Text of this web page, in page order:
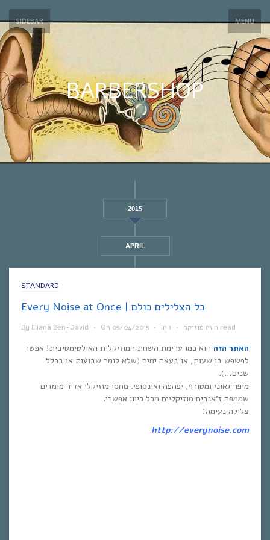
SIDEBAR MENU
BARBERSHOP
2015
APRIL
STANDARD
Every Noise at Once | כל הצלילים כולם
By Eliana Ben-David • On 05/04/2015 • In מוזיקה • 1 min read
האתר הזה הוא כמו ערימת השחת המוזיקלית האולטימטיבית! אפשר
לפשפש בו שעות, או בעצם ימים (שלא לומר שבועות או בכלל
שנים…).
מיפוי גאוני ומטורף, יפהפה ואינסופי. מחסן מוזיקלי אדיר מימדים
שממפה ז’אנרים מוזיקליים מכל כיוון אפשרי.
צלילה נעימה!
http://everynoise.com